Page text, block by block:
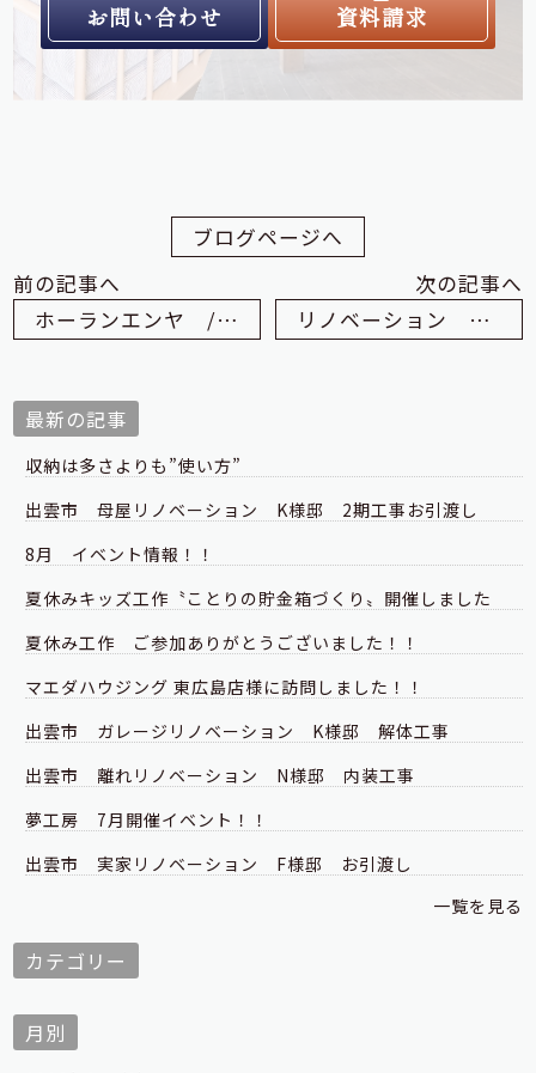
お問い合わせ 資料請求
ブログページへ
前の記事へ
ホーランエンヤ / ジビエ新聞に掲載!!
次の記事へ
リノベーション Ｋ様邸
最新の記事
収納は多さよりも”使い方”
出雲市 母屋リノベーション K様邸 2期工事お引渡し
8月 イベント情報！！
夏休みキッズ工作〝ことりの貯金箱づくり〟開催しました
夏休み工作 ご参加ありがとうございました！！
マエダハウジング 東広島店様に訪問しました！！
出雲市 ガレージリノベーション K様邸 解体工事
出雲市 離れリノベーション N様邸 内装工事
夢工房 7月開催イベント！！
出雲市 実家リノベーション F様邸 お引渡し
一覧を見る
カテゴリー
月別